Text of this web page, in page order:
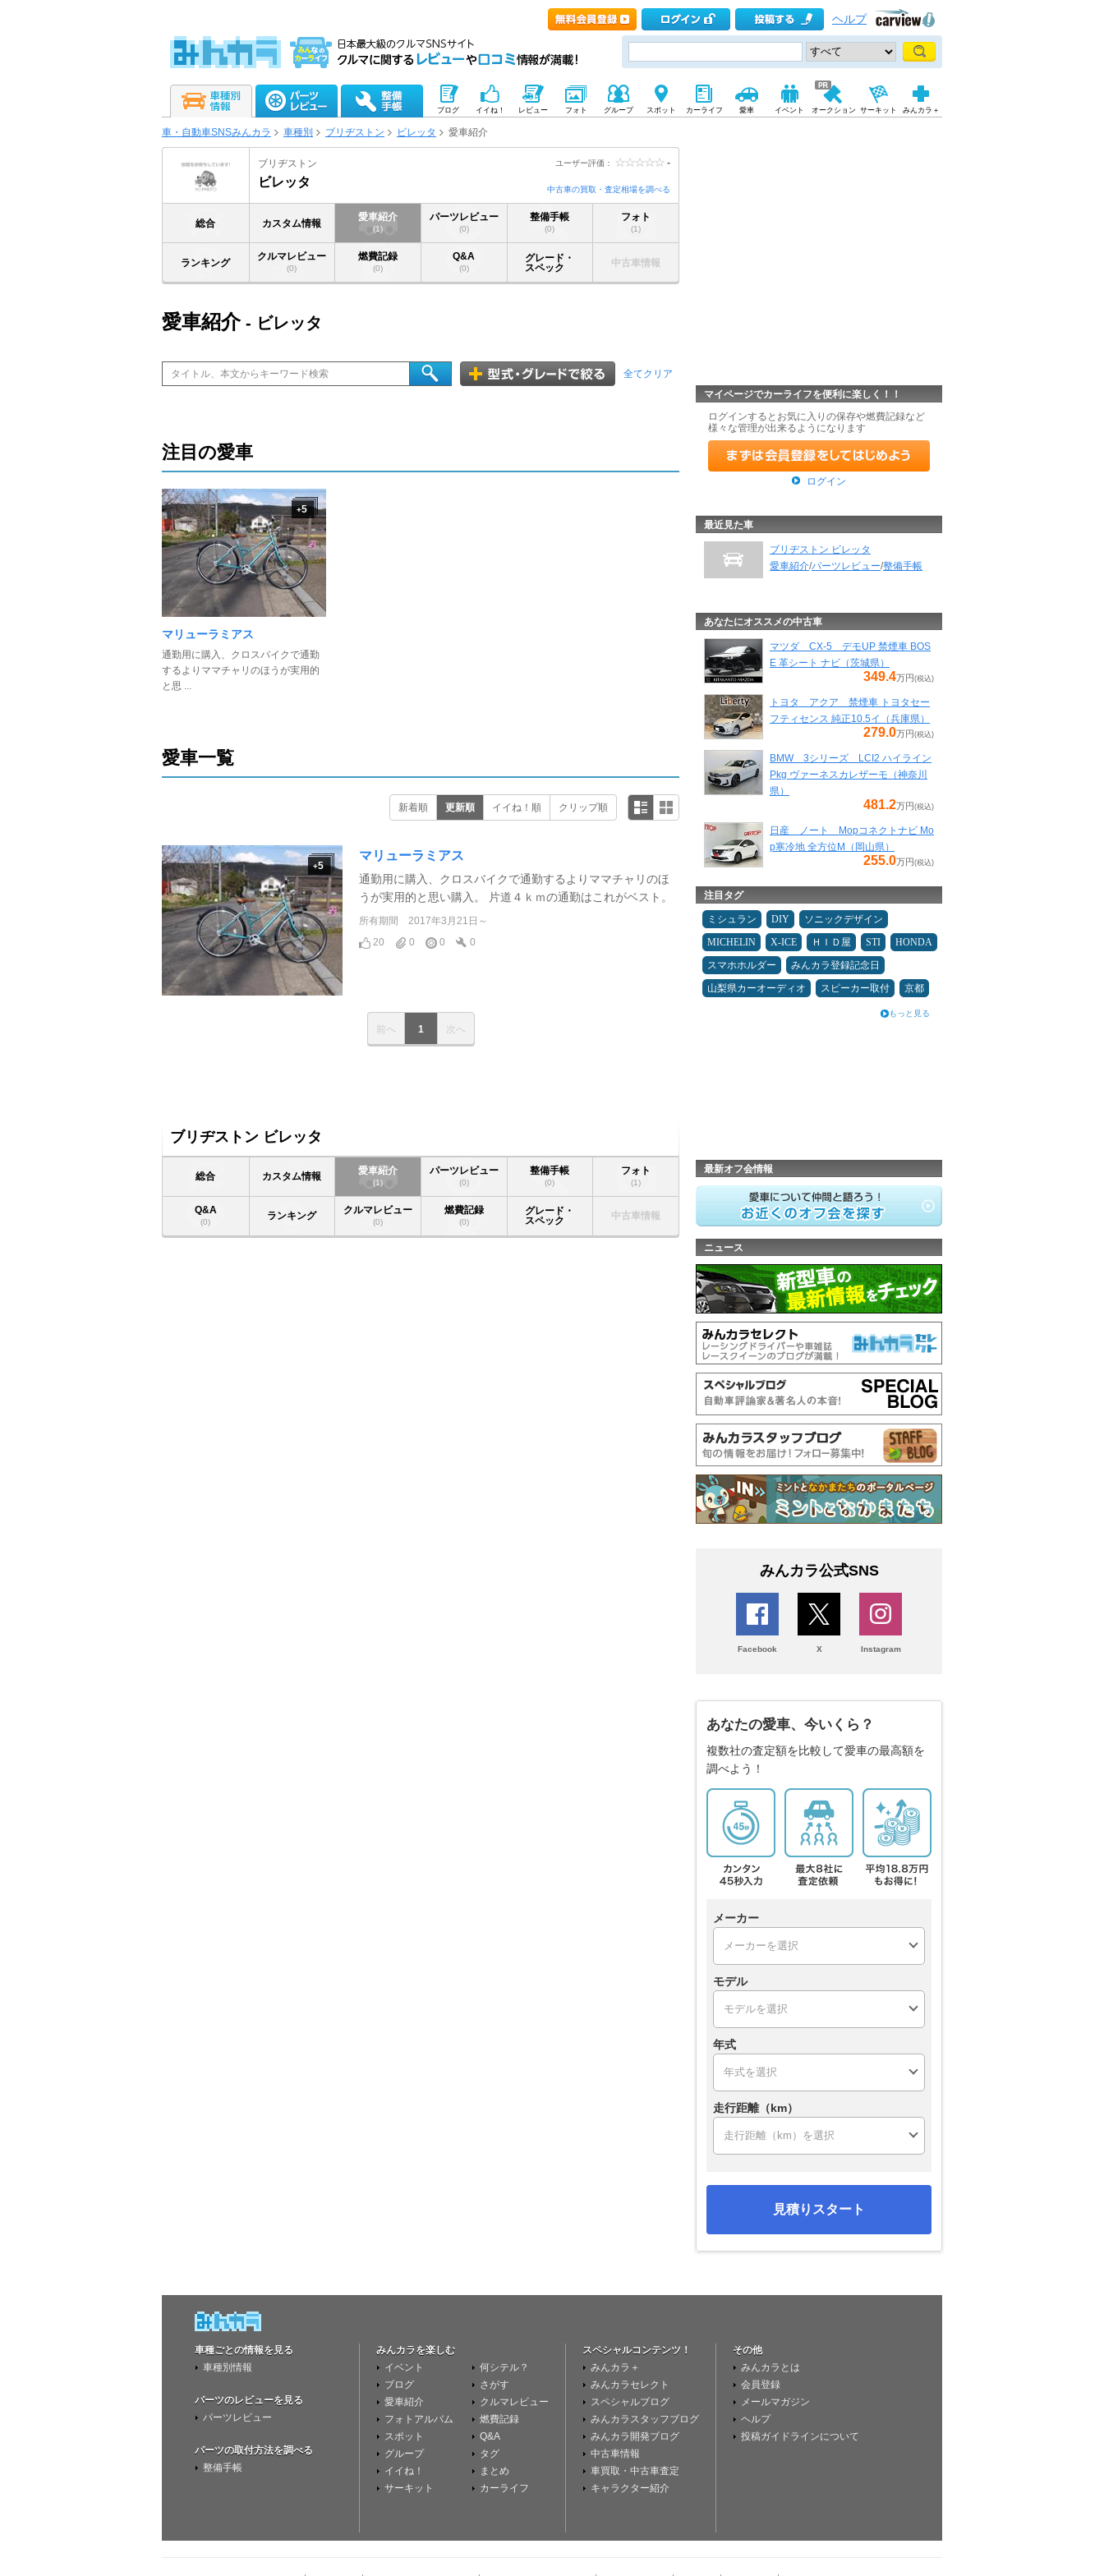
ヘルプ
ブログ イイね！ レビュー フォト グループ スポット カーライフ 愛車 イベント オークション サーキット みんカラ＋
車・自動車SNSみんカラ 車種別 ブリヂストン ビレッタ 愛車紹介
ユーザー評価： -
ブリヂストン
ビレッタ
中古車の買取・査定相場を調べる
総合 カスタム情報
愛車紹介
(1)
パーツレビュー
(0)
整備手帳
(0)
フォト
(1)
ランキング
クルマレビュー
(0)
燃費記録
(0)
Q&A
(0)
グレード・
スペック
中古車情報
愛車紹介- ビレッタ
全てクリア
注目の愛車
+5
マリューラミアス
通勤用に購入、クロスバイクで通勤
するよりママチャリのほうが実用的
と思 ...
愛車一覧
新着順 更新順 イイね！順 クリップ順
+5
マリューラミアス
通勤用に購入、クロスバイクで通勤するよりママチャリのほ
うが実用的と思い購入。 片道４ｋｍの通勤はこれがベスト。
所有期間
2017年3月21日～
20
0 0 0
前へ 1 次へ
ブリヂストン ビレッタ
総合 カスタム情報
愛車紹介
(1)
パーツレビュー
(0)
整備手帳
(0)
フォト
(1)
Q&A
(0) ランキング
クルマレビュー
(0)
燃費記録
(0)
グレード・
スペック
中古車情報
マイページでカーライフを便利に楽しく！！
ログインするとお気に入りの保存や燃費記録など
様々な管理が出来るようになります
ログイン
最近見た車
ブリヂストン ビレッタ
愛車紹介/パーツレビュー/整備手帳
あなたにオススメの中古車
マツダ CX-5 デモUP 禁煙車 BOS
E 革シート ナビ（茨城県）
349.4万円 (税込)
トヨタ アクア 禁煙車 トヨタセー
フティセンス 純正10.5イ（兵庫県）
279.0万円 (税込)
BMW 3シリーズ LCI2 ハイライン
Pkg ヴァーネスカレザーモ（神奈川
県）
481.2万円 (税込)
日産 ノート Mopコネクトナビ Mo
p寒冷地 全方位M（岡山県）
255.0万円 (税込)
注目タグ
ミシュラン DIY
ソニックデザイン
MICHELIN
X-ICE ＨＩＤ屋 STI
HONDA
スマホホルダー
みんカラ登録記念日
山梨県カーオーディオ
スピーカー取付 京都
もっと見る
最新オフ会情報
ニュース
みんカラ公式SNS
Facebook X Instagram
あなたの愛車、今いくら？
複数社の査定額を比較して愛車の最高額を
調べよう！
メーカー
モデル
年式
走行距離（km）
見積りスタート
車種ごとの情報を見る
車種別情報
パーツのレビューを見る
パーツレビュー
パーツの取付方法を調べる
整備手帳
みんカラを楽しむ
イベント
ブログ
愛車紹介
フォトアルバム
スポット
グループ
イイね！
サーキット
何シテル？
さがす
クルマレビュー
燃費記録
Q&A
タグ
まとめ
カーライフ
スペシャルコンテンツ！
みんカラ＋
みんカラセレクト
スペシャルブログ
みんカラスタッフブログ
みんカラ開発ブログ
中古車情報
車買取・中古車査定
キャラクター紹介
その他
みんカラとは
会員登録
メールマガジン
ヘルプ
投稿ガイドラインについて